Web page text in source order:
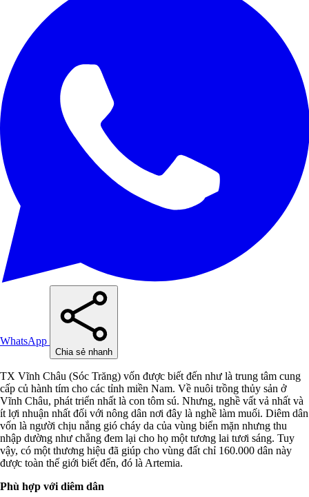
WhatsApp
Chia sẻ nhanh
TX Vĩnh Châu (Sóc Trăng) vốn được biết đến như là trung tâm cung
cấp củ hành tím cho các tỉnh miền Nam. Về nuôi trồng thủy sản ở
Vĩnh Châu, phát triển nhất là con tôm sú. Nhưng, nghề vất vả nhất và
ít lợi nhuận nhất đối với nông dân nơi đây là nghề làm muối. Diêm dân
vốn là người chịu nắng gió cháy da của vùng biển mặn nhưng thu
nhập dường như chẳng đem lại cho họ một tương lai tươi sáng. Tuy
vậy, có một thương hiệu đã giúp cho vùng đất chỉ 160.000 dân này
được toàn thế giới biết đến, đó là Artemia.
Phù hợp với diêm dân